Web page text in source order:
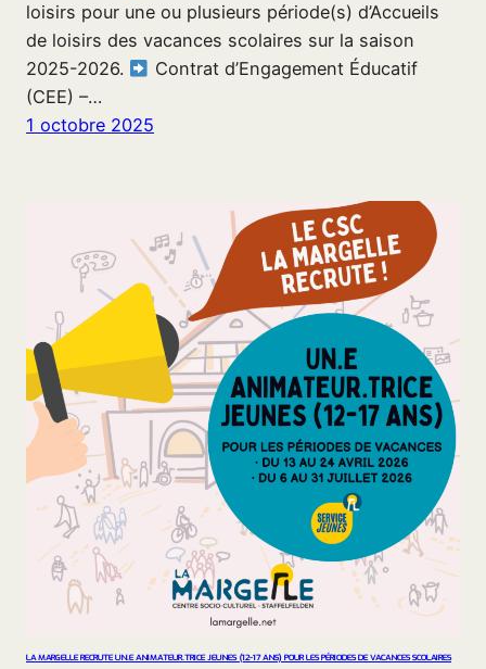
loisirs pour une ou plusieurs période(s) d’Accueils
de loisirs des vacances scolaires sur la saison
2025-2026.
Contrat d’Engagement Éducatif
(CEE) –…
1 octobre 2025
LA MARGELLE RECRUTE UN.E ANIMATEUR.TRICE JEUNES (12-17 ANS) POUR LES PÉRIODES DE VACANCES SCOLAIRES